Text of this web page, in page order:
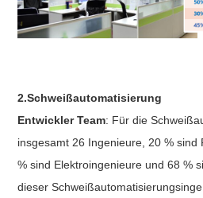
2.Schweißautomatisierung
Entwickler Team: Für die
insgesamt 26 Ingenieure, 20 % sind
% sind Elektroingenieure und 68 %
dieser